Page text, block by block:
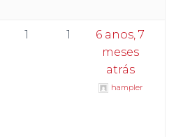
1 1
6 anos, 7
meses
atrás
hampler